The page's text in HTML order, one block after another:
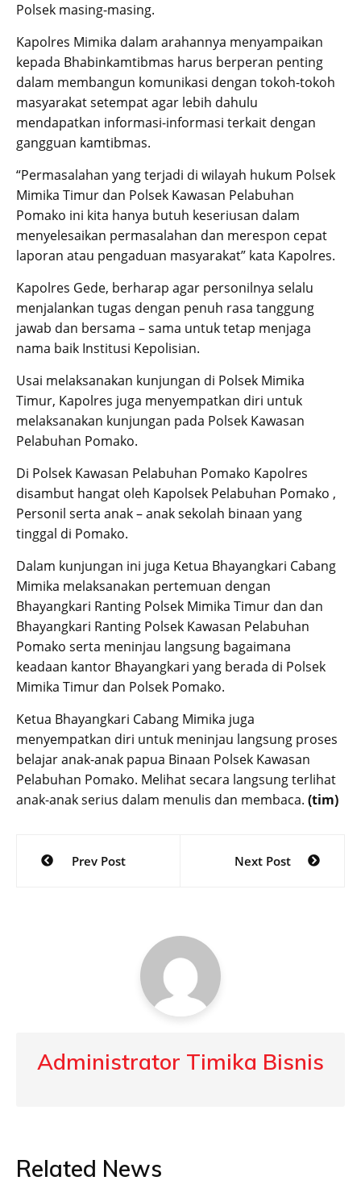
Polsek masing-masing.
Kapolres Mimika dalam arahannya menyampaikan
kepada Bhabinkamtibmas harus berperan penting
dalam membangun komunikasi dengan tokoh-tokoh
masyarakat setempat agar lebih dahulu
mendapatkan informasi-informasi terkait dengan
gangguan kamtibmas.
“Permasalahan yang terjadi di wilayah hukum Polsek
Mimika Timur dan Polsek Kawasan Pelabuhan
Pomako ini kita hanya butuh keseriusan dalam
menyelesaikan permasalahan dan merespon cepat
laporan atau pengaduan masyarakat” kata Kapolres.
Kapolres Gede, berharap agar personilnya selalu
menjalankan tugas dengan penuh rasa tanggung
jawab dan bersama – sama untuk tetap menjaga
nama baik Institusi Kepolisian.
Usai melaksanakan kunjungan di Polsek Mimika
Timur, Kapolres juga menyempatkan diri untuk
melaksanakan kunjungan pada Polsek Kawasan
Pelabuhan Pomako.
Di Polsek Kawasan Pelabuhan Pomako Kapolres
disambut hangat oleh Kapolsek Pelabuhan Pomako ,
Personil serta anak – anak sekolah binaan yang
tinggal di Pomako.
Dalam kunjungan ini juga Ketua Bhayangkari Cabang
Mimika melaksanakan pertemuan dengan
Bhayangkari Ranting Polsek Mimika Timur dan dan
Bhayangkari Ranting Polsek Kawasan Pelabuhan
Pomako serta meninjau langsung bagaimana
keadaan kantor Bhayangkari yang berada di Polsek
Mimika Timur dan Polsek Pomako.
Ketua Bhayangkari Cabang Mimika juga
menyempatkan diri untuk meninjau langsung proses
belajar anak-anak papua Binaan Polsek Kawasan
Pelabuhan Pomako. Melihat secara langsung terlihat
anak-anak serius dalam menulis dan membaca. (tim)
Post
navigation
Prev Post Next Post
Administrator Timika Bisnis
Related News